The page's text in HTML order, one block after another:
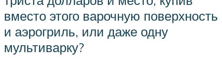
вместо этого варочную поверхность
и аэрогриль, или даже одну
мультиварку?